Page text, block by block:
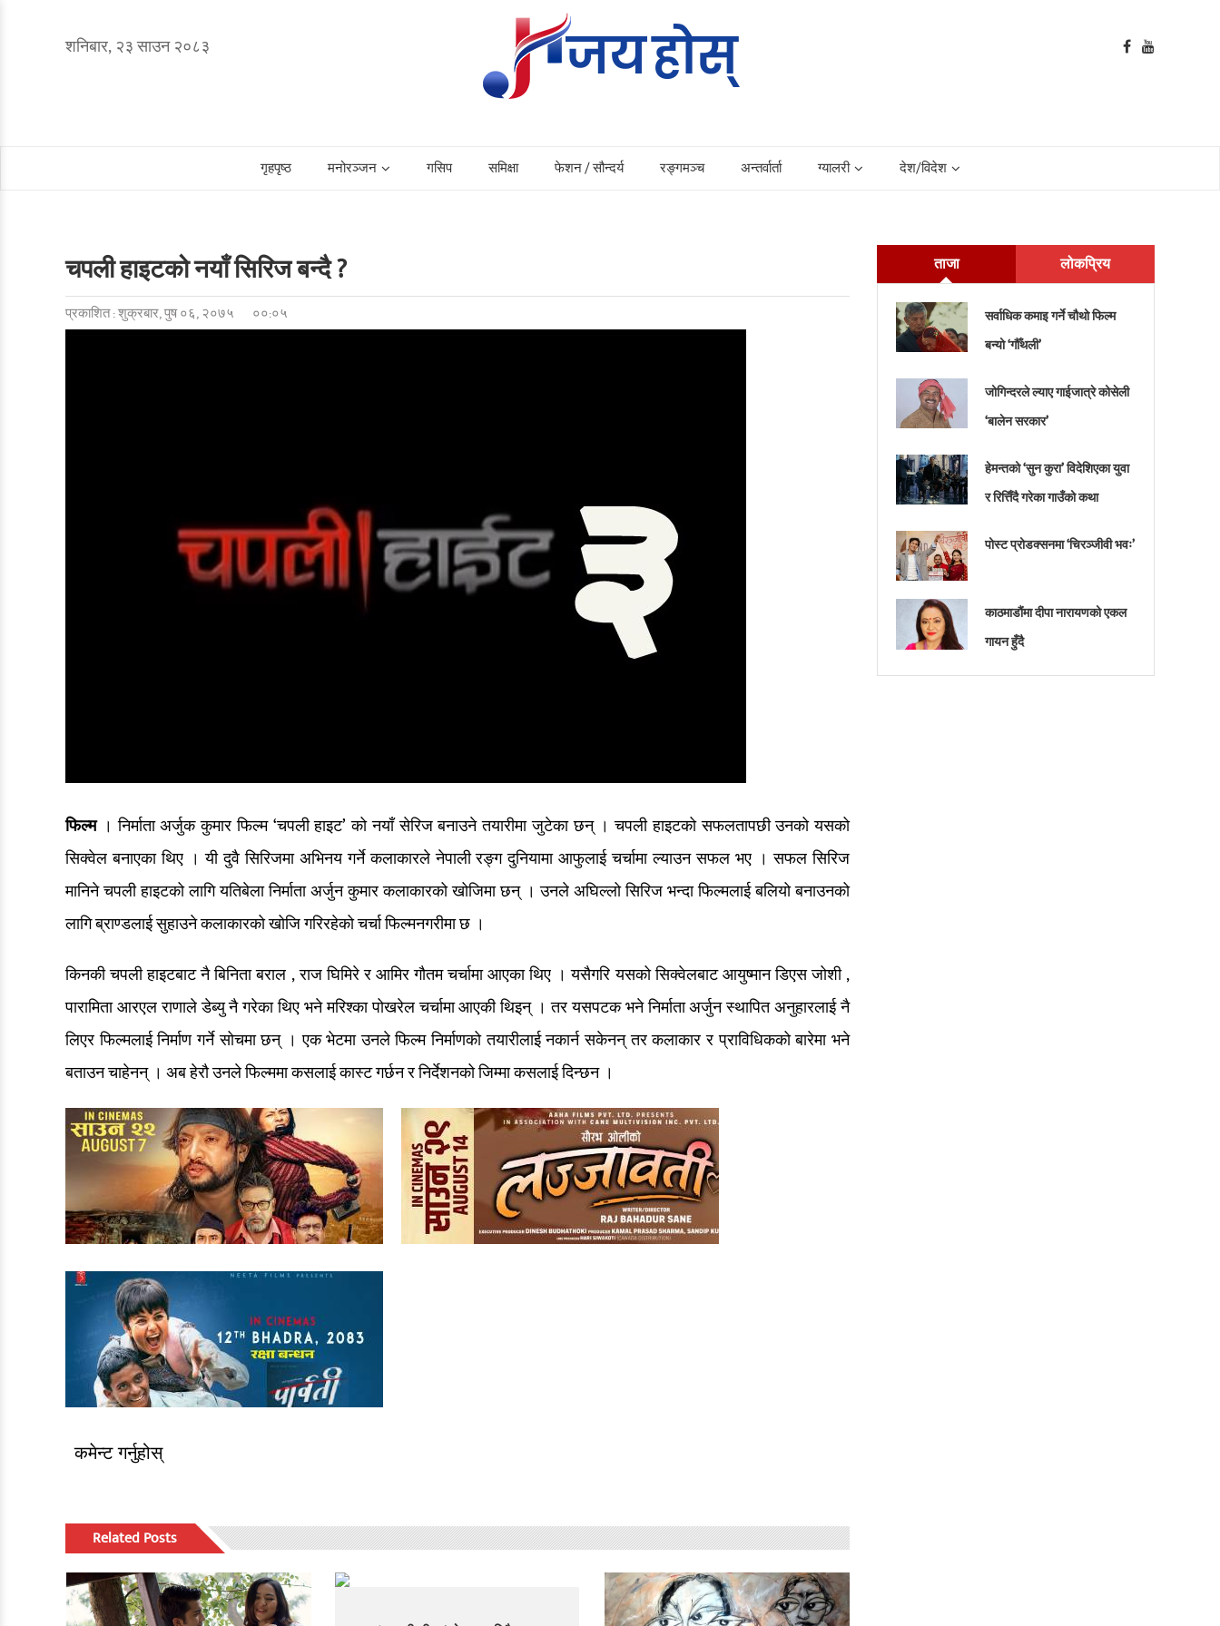
शनिबार, २३ साउन २०८३
गृहपृष्ठ मनोरञ्जन गसिप समिक्षा फेशन / सौन्दर्य रङ्गमञ्च अन्तर्वार्ता ग्यालरी देश/विदेश
चपली हाइटको नयाँ सिरिज बन्दै ?
प्रकाशित : शुक्रबार, पुष ०६, २०७५ ००:०५
फिल्म। निर्माता अर्जुक कुमार फिल्म ‘चपली हाइट’ को नयाँ सेरिज बनाउने तयारीमा जुटेका छन् । चपली हाइटको सफलतापछी उनको यसको
सिक्वेल बनाएका थिए । यी दुवै सिरिजमा अभिनय गर्ने कलाकारले नेपाली रङ्ग दुनियामा आफुलाई चर्चामा ल्याउन सफल भए । सफल सिरिज
मानिने चपली हाइटको लागि यतिबेला निर्माता अर्जुन कुमार कलाकारको खोजिमा छन् । उनले अघिल्लो सिरिज भन्दा फिल्मलाई बलियो बनाउनको
लागि ब्राण्डलाई सुहाउने कलाकारको खोजि गरिरहेको चर्चा फिल्मनगरीमा छ ।
किनकी चपली हाइटबाट नै बिनिता बराल , राज घिमिरे र आमिर गौतम चर्चामा आएका थिए । यसैगरि यसको सिक्वेलबाट आयुष्मान डिएस जोशी ,
पारामिता आरएल राणाले डेब्यु नै गरेका थिए भने मरिश्का पोखरेल चर्चामा आएकी थिइन् । तर यसपटक भने निर्माता अर्जुन स्थापित अनुहारलाई नै
लिएर फिल्मलाई निर्माण गर्ने सोचमा छन् । एक भेटमा उनले फिल्म निर्माणको तयारीलाई नकार्न सकेनन् तर कलाकार र प्राविधिकको बारेमा भने
बताउन चाहेनन् । अब हेरौ उनले फिल्ममा कसलाई कास्ट गर्छन र निर्देशनको जिम्मा कसलाई दिन्छन ।
कमेन्ट गर्नुहोस्
Related Posts
ताजा लोकप्रिय
सर्वाधिक कमाइ गर्ने चौथो फिल्म
बन्यो ‘गौँथली’
जोगिन्दरले ल्याए गाईजात्रे कोसेली
‘बालेन सरकार’
हेमन्तको ‘सुन कुरा’ विदेशिएका युवा
र रित्तिँदै गरेका गाउँको कथा
पोस्ट प्रोडक्सनमा ‘चिरञ्जीवी भवः’
काठमाडौंमा दीपा नारायणको एकल
गायन हुँदै